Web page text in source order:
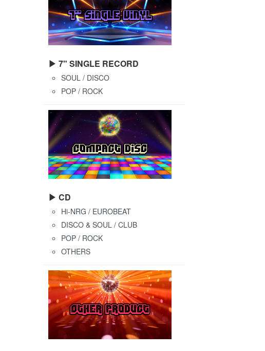
▶ 7" SINGLE RECORD
SOUL / DISCO
POP / ROCK
▶ CD
Hi-NRG / EUROBEAT
DISCO & SOUL / CLUB
POP / ROCK
OTHERS